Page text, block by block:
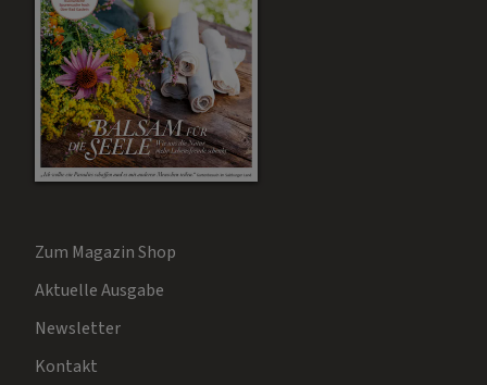
Zum Magazin Shop
Aktuelle Ausgabe
Newsletter
Kontakt